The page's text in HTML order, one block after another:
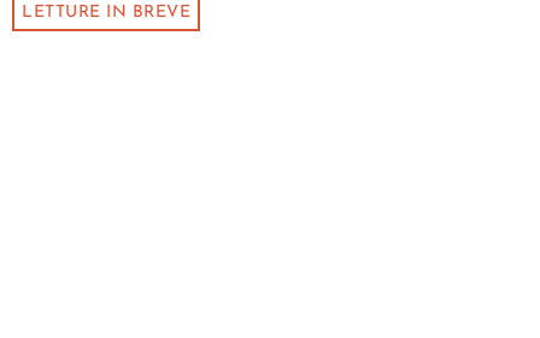
LETTURE IN BREVE